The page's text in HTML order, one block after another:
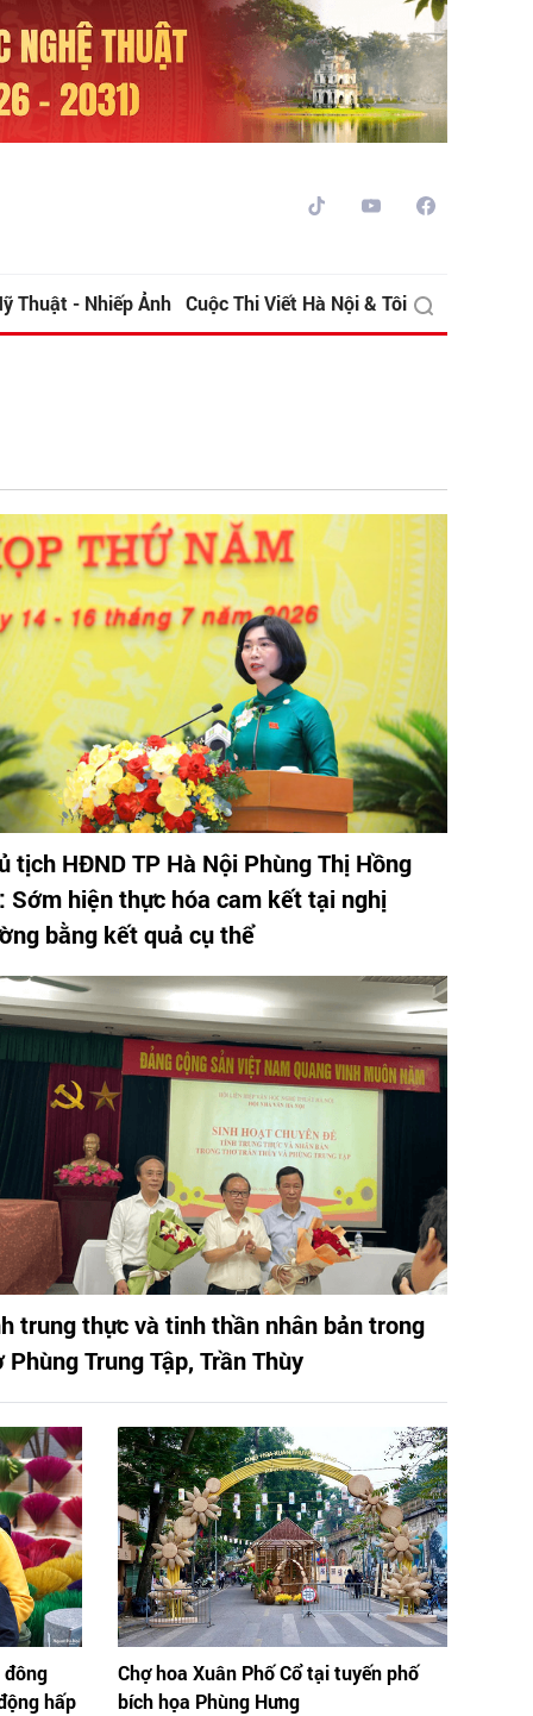
Thuật - Nhiếp Ảnh Cuộc Thi Viết Hà Nội & Tôi
tịch HĐND TP Hà Nội Phùng Thị Hồng
Sớm hiện thực hóa cam kết tại nghị
bằng kết quả cụ thể
trung thực và tinh thần nhân bản trong
Phùng Trung Tập, Trần Thùy
đông
hấp
Chợ hoa Xuân Phố Cổ tại tuyến phố
bích họa Phùng Hưng